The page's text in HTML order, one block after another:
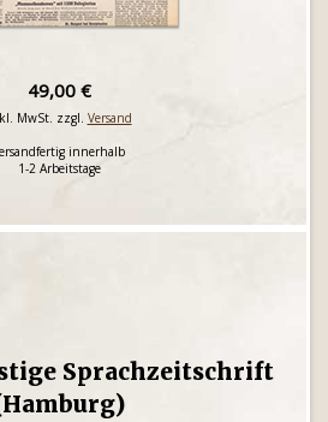
49,00 €
MwSt. zzgl. Versand
innerhalb
1-2 Arbeitstage
Sprachzeitschrift